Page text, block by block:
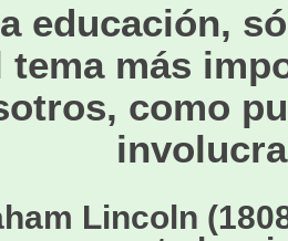
educación,
tema más
como
Lincoln